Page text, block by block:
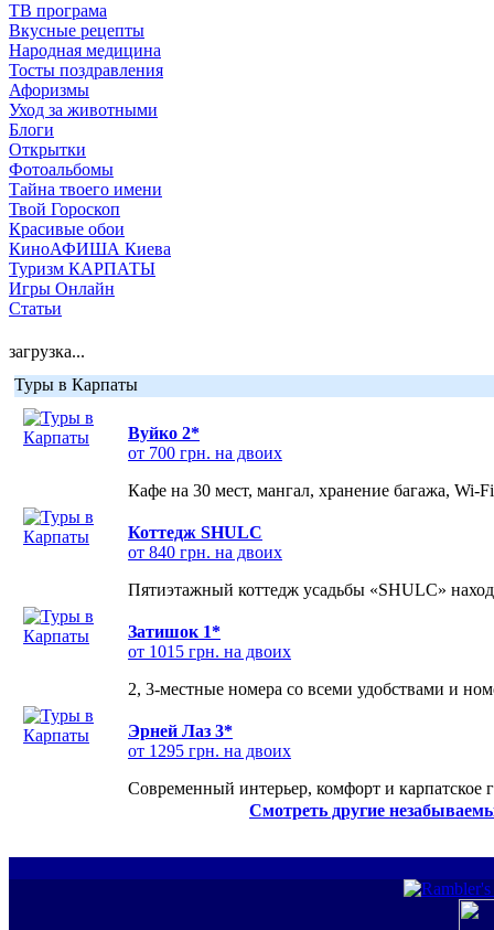
ТВ програма
Вкусные рецепты
Народная медицина
Тосты поздравления
Афоризмы
Уход за животными
Блоги
Открытки
Фотоальбомы
Тайна твоего имени
Твой Гороскоп
Красивые обои
КиноАФИША Киева
Туризм КАРПАТЫ
Игры Онлайн
Статьи
загрузка...
Туры в Карпаты
Вуйко 2*
от 700 грн. на двоих
Кафе на 30 мест, мангал, хранение багажа, Wi-
Коттедж SHULC
от 840 грн. на двоих
Пятиэтажный коттедж усадьбы «SHULC»
Затишок 1*
от 1015 грн. на двоих
2, 3-местные номера со всеми удобствами и
Эрней Лаз 3*
от 1295 грн. на двоих
Современный интерьер, комфорт и карпатское
Смотреть другие